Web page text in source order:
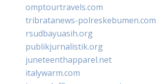
omptourtravels.com
tribratanews-polreskebumen.com
rsudbayuasih.org
publikjurnalistik.org
juneteenthapparel.net
italywarm.com